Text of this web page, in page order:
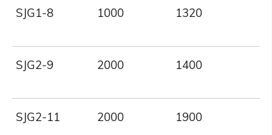
SJG1-8 1000 1320
SJG2-9 2000 1400
SJG2-11 2000 1900